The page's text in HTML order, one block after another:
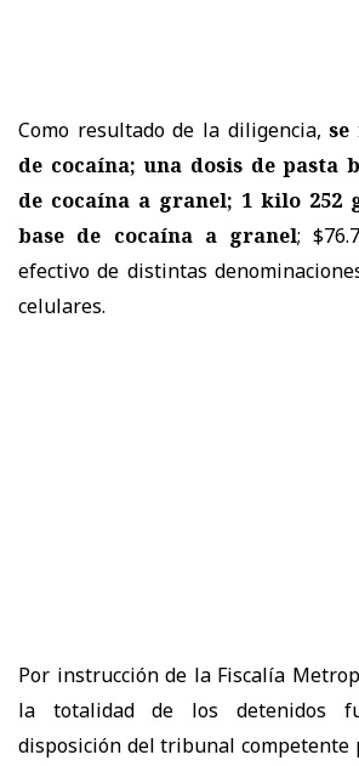
Como resultado de la diligencia,se
de cocaína; una dosis de pasta
de cocaína a granel; 1 kilo 252
base de cocaína a granel;
efectivo de distintas
celulares.
Por instrucción de la Fiscalía
la totalidad de los detenidos
disposición del tribunal competente